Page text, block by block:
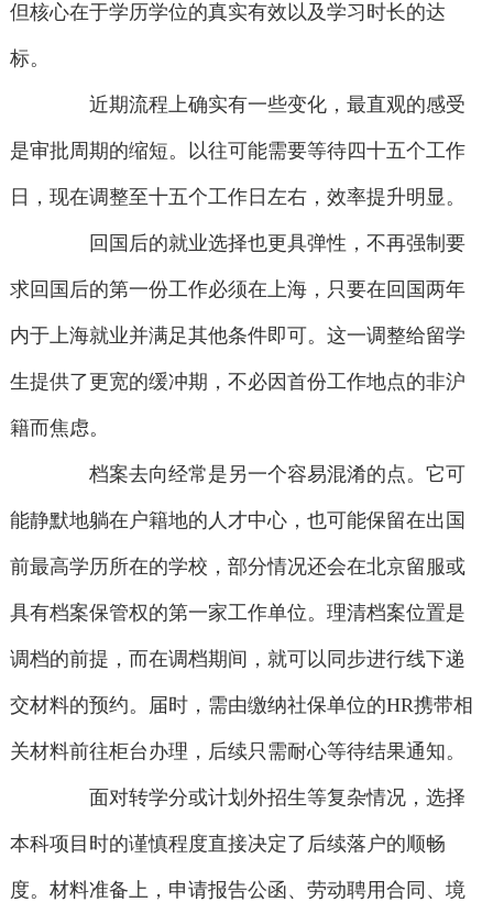
但核心在于学历学位的真实有效以及学习时长的达
标。
近期流程上确实有一些变化，最直观的感受
是审批周期的缩短。以往可能需要等待四十五个工作
日，现在调整至十五个工作日左右，效率提升明显。
回国后的就业选择也更具弹性，不再强制要
求回国后的第一份工作必须在上海，只要在回国两年
内于上海就业并满足其他条件即可。这一调整给留学
生提供了更宽的缓冲期，不必因首份工作地点的非沪
籍而焦虑。
档案去向经常是另一个容易混淆的点。它可
能静默地躺在户籍地的人才中心，也可能保留在出国
前最高学历所在的学校，部分情况还会在北京留服或
具有档案保管权的第一家工作单位。理清档案位置是
调档的前提，而在调档期间，就可以同步进行线下递
交材料的预约。届时，需由缴纳社保单位的HR携带相
关材料前往柜台办理，后续只需耐心等待结果通知。
面对转学分或计划外招生等复杂情况，选择
本科项目时的谨慎程度直接决定了后续落户的顺畅
度。材料准备上，申请报告公函、劳动聘用合同、境